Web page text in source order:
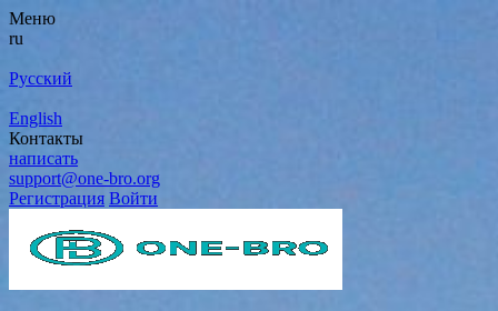
Меню
ru
Русский
English
Контакты
написать
support@one-bro.org
Регистрация Войти